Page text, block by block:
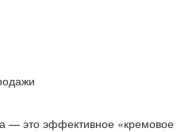
— это эффективное «кремовое